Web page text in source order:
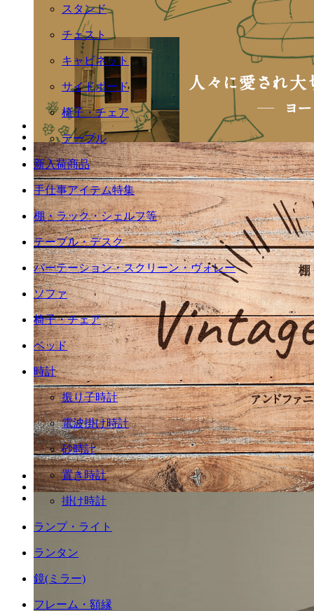
スタンド
チェスト
キャビネット
サイドボード
椅子・チェア
テーブル
新入荷商品
手仕事アイテム特集
棚・ラック・シェルフ等
テーブル・デスク
パーテーション・スクリーン・ヴォレー
ソファ
椅子・チェア
ベッド
時計
振り子時計
電波掛け時計
砂時計
置き時計
掛け時計
ランプ・ライト
ランタン
鏡(ミラー)
フレーム・額縁